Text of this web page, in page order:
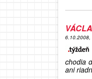
6.10.2008,
chodia
ani